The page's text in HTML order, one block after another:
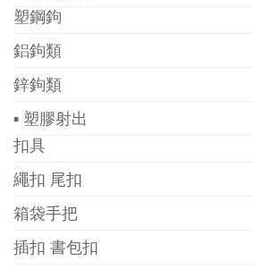
塑鋼鉤
鋁鉤類
鋅鉤類
▪ 塑膠射出
扣具
繩扣 尾扣
箱袋手把
插扣 書包扣